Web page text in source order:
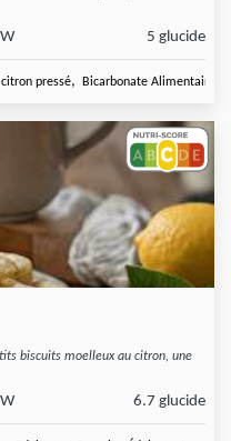
5 glucide
citron pressé, Bicarbonate Alimentaire
biscuits moelleux au citron, une
6.7 glucide